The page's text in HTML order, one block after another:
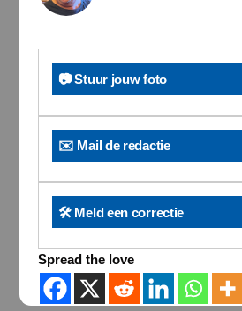
📷 Stuur jouw foto
✉️ Mail de redactie
🛠️ Meld een correctie
Spread the love